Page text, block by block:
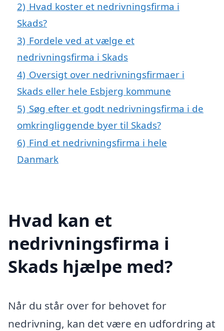
2) Hvad koster et nedrivningsfirma i
Skads?
3) Fordele ved at vælge et
nedrivningsfirma i Skads
4) Oversigt over nedrivningsfirmaer i
Skads eller hele Esbjerg kommune
5) Søg efter et godt nedrivningsfirma i de
omkringliggende byer til Skads?
6) Find et nedrivningsfirma i hele
Danmark
Hvad kan et
nedrivningsfirma i
Skads hjælpe med?
Når du står over for behovet for
nedrivning, kan det være en udfordring at